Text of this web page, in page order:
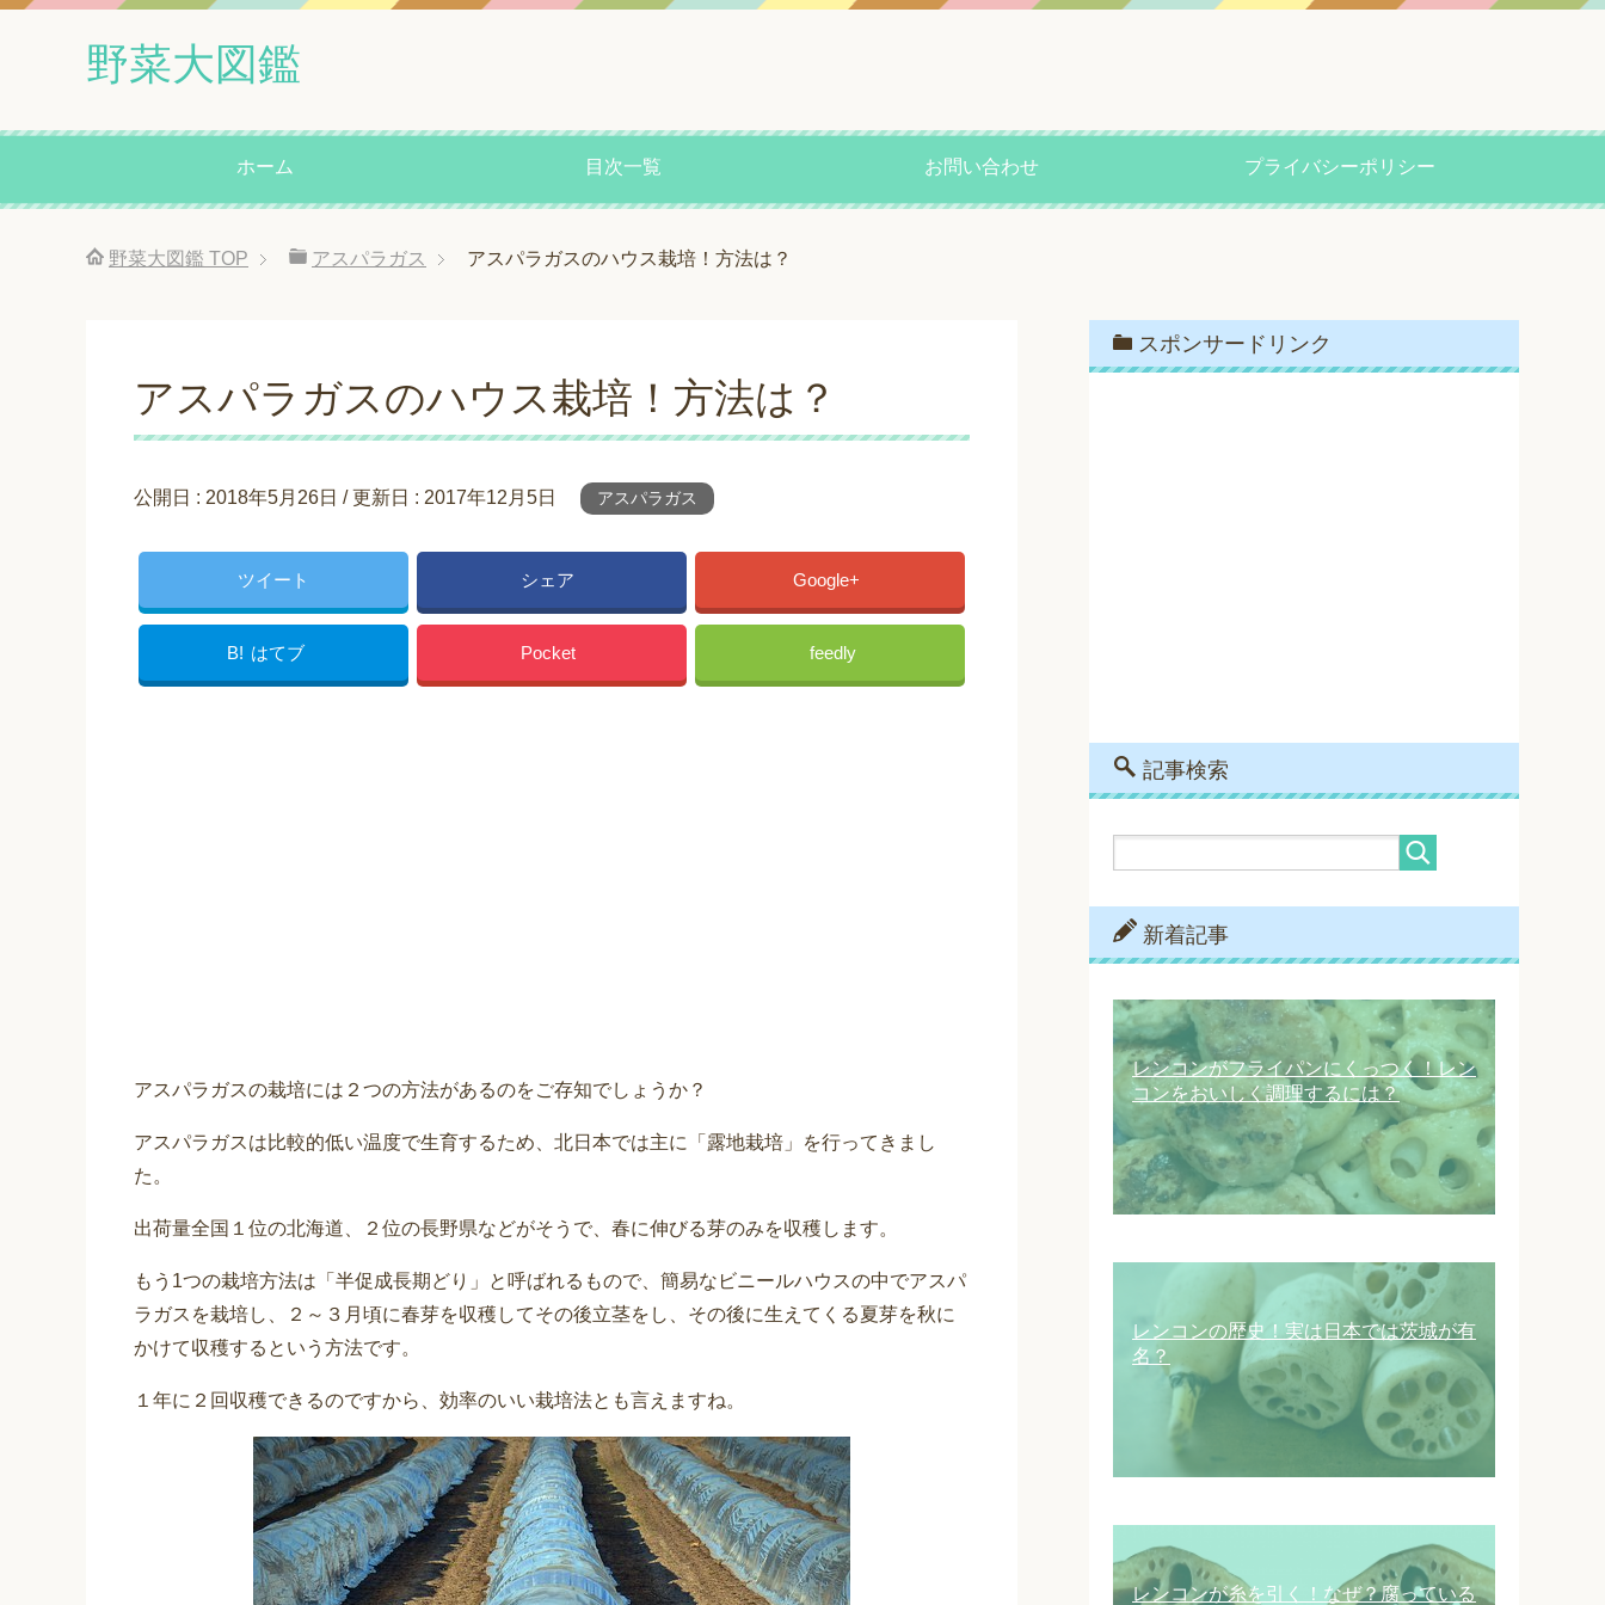
野菜大図鑑
ホーム 目次一覧 お問い合わせ プライバシーポリシー
野菜大図鑑 TOP アスパラガス アスパラガスのハウス栽培！方法は？
アスパラガスのハウス栽培！方法は？
公開日 : 2018年5月26日 / 更新日 : 2017年12月5日 アスパラガス
ツイート シェア Google+
B! はてブ Pocket feedly
アスパラガスの栽培には２つの方法があるのをご存知でしょうか？
アスパラガスは比較的低い温度で生育するため、北日本では主に「露地栽培」を行ってきまし
た。
出荷量全国１位の北海道、２位の長野県などがそうで、春に伸びる芽のみを収穫します。
もう1つの栽培方法は「半促成長期どり」と呼ばれるもので、簡易なビニールハウスの中でアスパ
ラガスを栽培し、２～３月頃に春芽を収穫してその後立茎をし、その後に生えてくる夏芽を秋に
かけて収穫するという方法です。
１年に２回収穫できるのですから、効率のいい栽培法とも言えますね。
スポンサードリンク
記事検索
新着記事
レンコンがフライパンにくっつく！レン
コンをおいしく調理するには？
レンコンの歴史！実は日本では茨城が有
名？
レンコンが糸を引く！なぜ？腐っている